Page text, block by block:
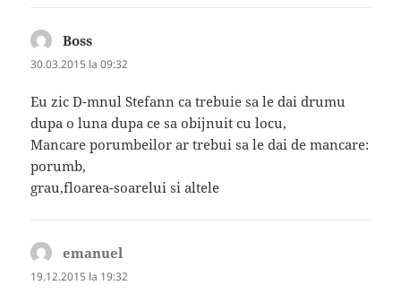
Boss
30.03.2015 la 09:32
Eu zic D-mnul Stefann ca trebuie sa le dai drumu
dupa o luna dupa ce sa obijnuit cu locu,
Mancare porumbeilor ar trebui sa le dai de mancare:
porumb,
grau,floarea-soarelui si altele
emanuel
19.12.2015 la 19:32